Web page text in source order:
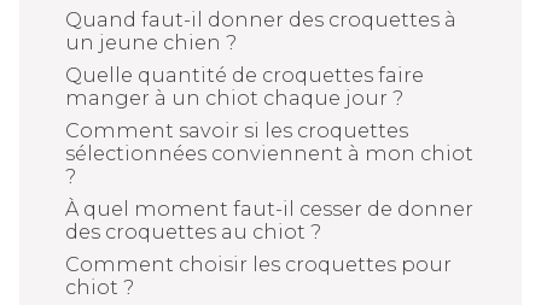
Quand faut-il donner des croquettes à
un jeune chien ?
Quelle quantité de croquettes faire
manger à un chiot chaque jour ?
Comment savoir si les croquettes
sélectionnées conviennent à mon chiot
?
À quel moment faut-il cesser de donner
des croquettes au chiot ?
Comment choisir les croquettes pour
chiot ?